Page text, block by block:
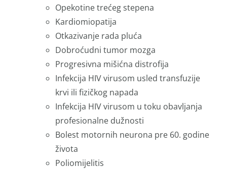
Opekotine trećeg stepena
Kardiomiopatija
Otkazivanje rada pluća
Dobroćudni tumor mozga
Progresivna mišićna distroﬁja
Infekcija HIV virusom usled transfuzije
krvi ili ﬁzičkog napada
Infekcija HIV virusom u toku obavljanja
profesionalne dužnosti
Bolest motornih neurona pre 60. godine
života
Poliomijelitis